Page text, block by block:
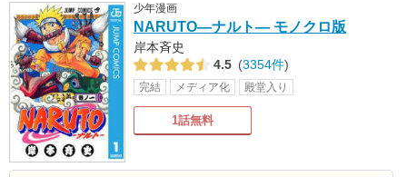
少年漫画
NARUTO―ナルト― モノクロ版
岸本斉史
4.5 (3354件)
完結 メディア化 殿堂入り
1話無料